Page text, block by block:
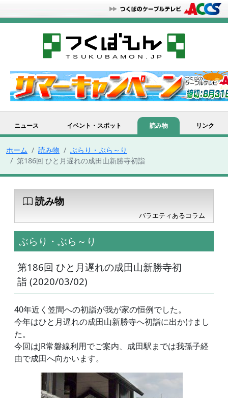
ニュース イベント・スポット 読み物 リンク
ホーム 読み物
ぶらり・ぶら～り
第186回 ひと月遅れの成田山新勝寺初詣
読み物
バラエティあるコラム
ぶらり・ぶら～り
第186回 ひと月遅れの成田山新勝寺初
詣 (2020/03/02)
40年近く笠間への初詣が我が家の恒例でした。
今年はひと月遅れの成田山新勝寺へ初詣に出かけまし
た。
今回はJR常磐線利用でご案内、成田駅までは我孫子経
由で成田へ向かいます。